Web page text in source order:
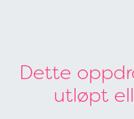
Dette
utløpt